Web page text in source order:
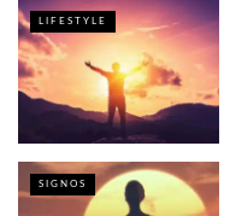
LIFESTYLE
SIGNOS